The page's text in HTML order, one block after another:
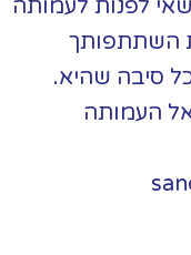
לפנות לעמותה
השתתפותך
סיבה שהיא.
אל העמותה